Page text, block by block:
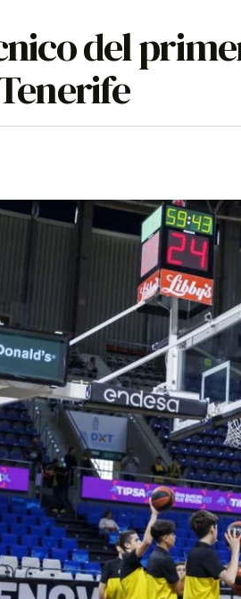
del